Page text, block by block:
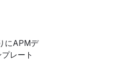
にAPMデ
レート